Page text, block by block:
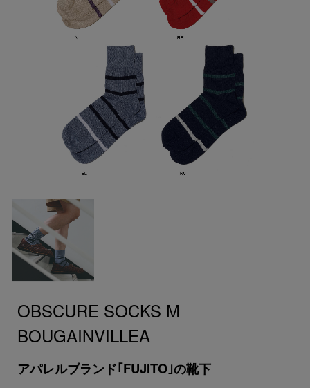
OBSCURE SOCKS M
BOUGAINVILLEA
アパレルブランド｢FUJITO｣の靴下